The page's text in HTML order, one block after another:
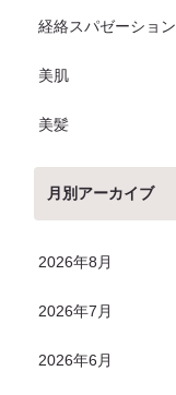
経絡スパゼーション
美肌
美髪
月別アーカイブ
2026年8月
2026年7月
2026年6月